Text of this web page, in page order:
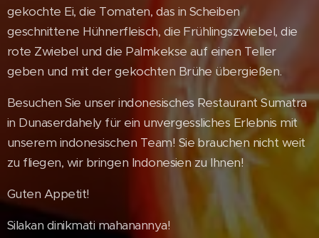
gekochte Ei, die Tomaten, das in Scheiben
geschnittene Hühnerfleisch, die Frühlingszwiebel, die
rote Zwiebel und die Palmkekse auf einen Teller
geben und mit der gekochten Brühe übergießen.
Besuchen Sie unser indonesisches Restaurant Sumatra
in Dunaserdahely für ein unvergessliches Erlebnis mit
unserem indonesischen Team! Sie brauchen nicht weit
zu fliegen, wir bringen Indonesien zu Ihnen!
Guten Appetit!
Silakan dinikmati mahanannya!